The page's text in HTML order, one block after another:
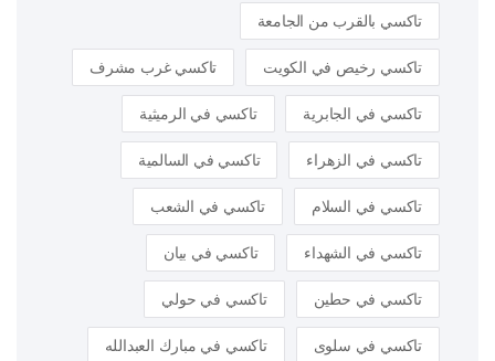
تاكسي بالقرب من الجامعة
تاكسي رخيص في الكويت تاكسي غرب مشرف
تاكسي في الجابرية تاكسي في الرميثية
تاكسي في الزهراء تاكسي في السالمية
تاكسي في السلام تاكسي في الشعب
تاكسي في الشهداء تاكسي في بيان
تاكسي في حطين تاكسي في حولي
تاكسي في سلوى تاكسي في مبارك العبدالله